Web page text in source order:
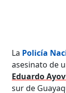
La Policía
asesinato de
Eduardo
sur de